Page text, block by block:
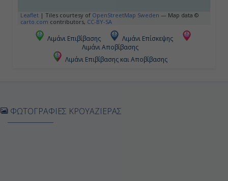
Γκειράνγκερ (Νορβηγία)
08:00
17:00
Μπέργκεν (Νορβηγία)
Leaflet | Tiles courtesy of OpenStreetMap Sweden — Map data ©
carto.com contributors, CC-BY-SA
Λιμάνι Επιβίβασης
Λιμάνι Επίσκεψης
Λιμάνι Αποβίβασης
Λιμάνι Επιβίβασης και Αποβίβασης
ΦΩΤΟΓΡΑΦΙΕΣ ΚΡΟΥΑΖΙΕΡΑΣ